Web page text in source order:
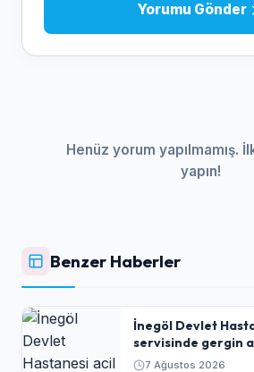
Yorumu Gönder
Henüz yorum yapılmamış.
yapın!
Benzer Haberler
İnegöl Devlet
servisinde gergin
7 Ağustos 2026